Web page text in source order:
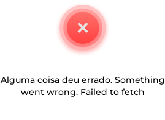
Alguma coisa deu errado. Something
went wrong. Failed to fetch